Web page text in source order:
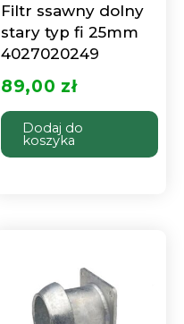
Filtr ssawny dolny
stary typ fi 25mm
4027020249
89,00 zł
Dodaj do
koszyka